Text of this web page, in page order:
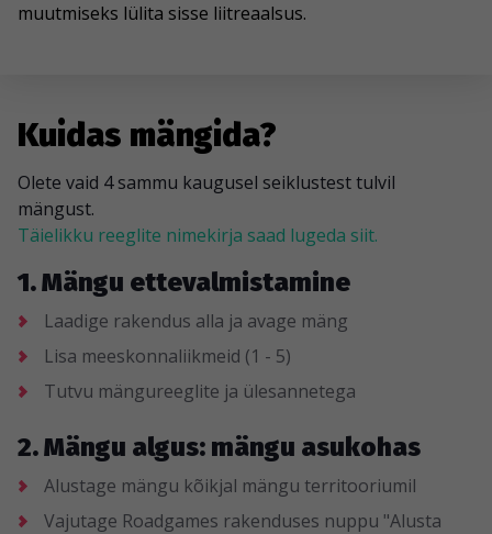
muutmiseks lülita sisse liitreaalsus.
Kuidas mängida?
Olete vaid 4 sammu kaugusel seiklustest tulvil
mängust.
Täielikku reeglite nimekirja saad lugeda siit.
1. Mängu ettevalmistamine
Laadige rakendus alla ja avage mäng
Lisa meeskonnaliikmeid (1 - 5)
Tutvu mängureeglite ja ülesannetega
2. Mängu algus: mängu asukohas
Alustage mängu kõikjal mängu territooriumil
Vajutage Roadgames rakenduses nuppu "Alusta